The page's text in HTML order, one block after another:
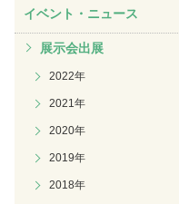
イベント・ニュース
展示会出展
2022年
2021年
2020年
2019年
2018年